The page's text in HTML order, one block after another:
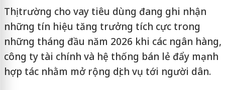
Thị trường cho vay tiêu dùng đang ghi nhận
những tín hiệu tăng trưởng tích cực trong
những tháng đầu năm 2026 khi các ngân hàng,
công ty tài chính và hệ thống bán lẻ đẩy mạnh
hợp tác nhằm mở rộng dịch vụ tới người dân.